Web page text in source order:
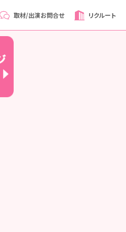
取材/出演お問合せ リクルート